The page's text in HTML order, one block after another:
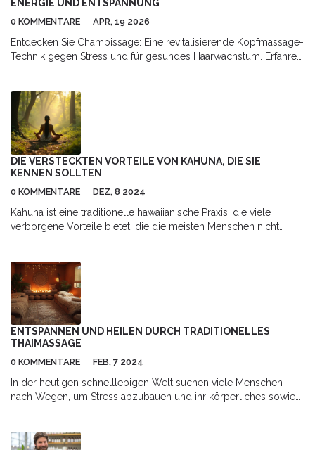
ENERGIE UND ENTSPANNUNG
0 KOMMENTARE APR, 19 2026
Entdecken Sie Champissage: Eine revitalisierende Kopfmassage-
Technik gegen Stress und für gesundes Haarwachstum. Erfahren
DIE VERSTECKTEN VORTEILE VON KAHUNA, DIE SIE
KENNEN SOLLTEN
0 KOMMENTARE DEZ, 8 2024
Kahuna ist eine traditionelle hawaiianische Praxis, die viele
verborgene Vorteile bietet, die die meisten Menschen nicht
Wohlbefinden. Das Erlernen der verschiedenen Aspekte von
Kahuna kann zu einem tieferen Verständnis von Selbstheilung
und einem harmonischeren Leben führen. In diesem Artikel
entdecken Sie faszinierende Fakten und Tipps, wie Kahuna
positive Veränderungen in Ihr Leben bringen kann.
ENTSPANNEN UND HEILEN DURCH TRADITIONELLES
THAIMASSAGE
0 KOMMENTARE FEB, 7 2024
In der heutigen schnelllebigen Welt suchen viele Menschen
nach Wegen, um Stress abzubauen und ihr körperliches sowie
einzigartige Methode, um beides zu erreichen. Durch eine